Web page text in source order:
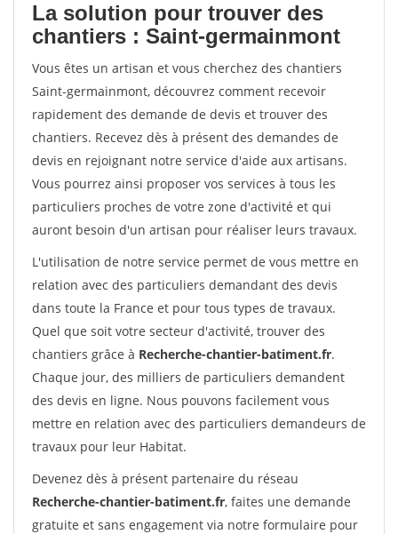
La solution pour trouver des
chantiers : Saint-germainmont
Vous êtes un artisan et vous cherchez des chantiers
Saint-germainmont, découvrez comment recevoir
rapidement des demande de devis et trouver des
chantiers. Recevez dès à présent des demandes de
devis en rejoignant notre service d'aide aux artisans.
Vous pourrez ainsi proposer vos services à tous les
particuliers proches de votre zone d'activité et qui
auront besoin d'un artisan pour réaliser leurs travaux.
L'utilisation de notre service permet de vous mettre en
relation avec des particuliers demandant des devis
dans toute la France et pour tous types de travaux.
Quel que soit votre secteur d'activité, trouver des
chantiers grâce à Recherche-chantier-batiment.fr.
Chaque jour, des milliers de particuliers demandent
des devis en ligne. Nous pouvons facilement vous
mettre en relation avec des particuliers demandeurs de
travaux pour leur Habitat.
Devenez dès à présent partenaire du réseau
Recherche-chantier-batiment.fr, faites une demande
gratuite et sans engagement via notre formulaire pour